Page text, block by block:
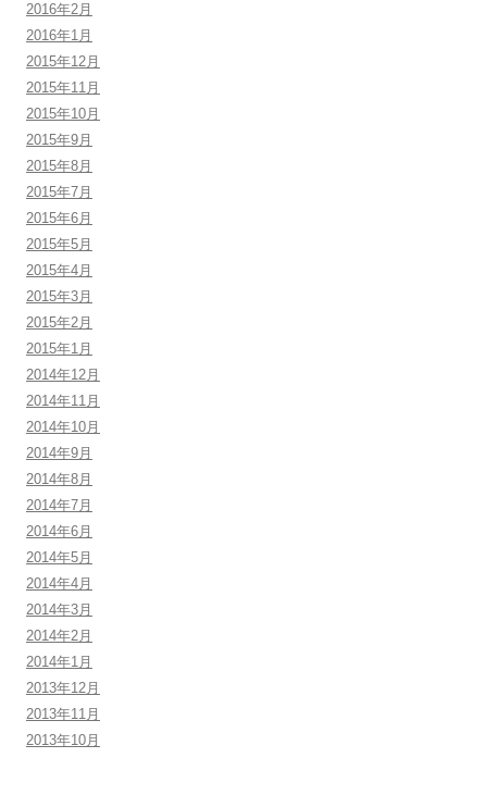
2016年2月
2016年1月
2015年12月
2015年11月
2015年10月
2015年9月
2015年8月
2015年7月
2015年6月
2015年5月
2015年4月
2015年3月
2015年2月
2015年1月
2014年12月
2014年11月
2014年10月
2014年9月
2014年8月
2014年7月
2014年6月
2014年5月
2014年4月
2014年3月
2014年2月
2014年1月
2013年12月
2013年11月
2013年10月